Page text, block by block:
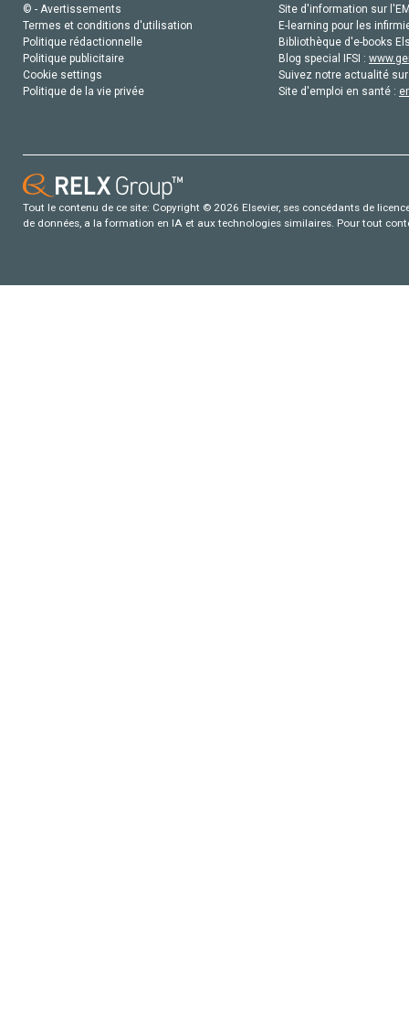
© - Avertissements
Termes et conditions d'utilisation
Politique rédactionnelle
Politique publicitaire
Cookie settings
Politique de la vie privée
Site d'information sur
E-learning pour les
Bibliothèque d'e-books
Blog special IFSI :
Suivez notre actualité
Site d'emploi en santé :
Tout le contenu de ce site: Copyright © 2026 Elsevier, ses concédants de
de données, a la formation en IA et aux technologies similaires. Pour tout